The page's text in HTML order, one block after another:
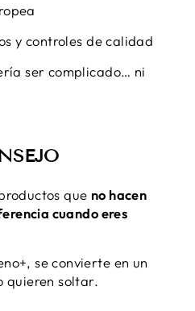
y controles de calidad
ser complicado… ni
que no hacen
cuando eres
se convierte en un
quieren soltar.